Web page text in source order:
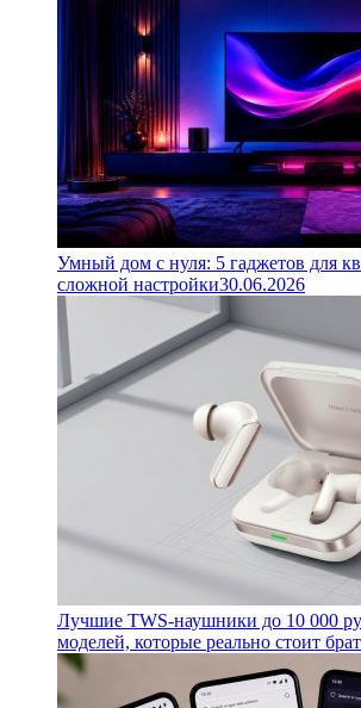
Умный дом с нуля: 5 гаджетов для
сложной настройки30.06.2026
Лучшие TWS-наушники до 10 000
моделей, которые реально стоит